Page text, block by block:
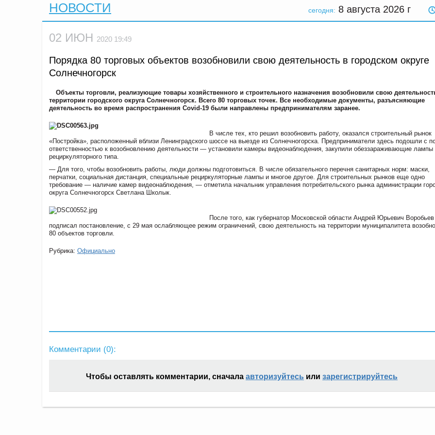
сегодня: 8 августа 2026 г
НОВОСТИ
02 ИЮН 2020 19:49
Порядка 80 торговых объектов возобновили свою деятельность в городском округе
Солнечногорск
Объекты торговли, реализующие товары хозяйственного и строительного назначения возобновили свою
территории городского округа Солнечногорск. Всего 80 торговых точек. Все необходимые документы, разъясняющие
деятельность во время распространения Covid-19 были направлены предпринимателям заранее.
В числе тех, кто решил возобновить работу, оказался строительный рынок
«Постройка», расположенный вблизи Ленинградского шоссе на выезде из Солнечногорска. Предприниматели здесь подошли с
ответственностью к возобновлению деятельности — установили камеры видеонаблюдения, закупили обеззараживающие лампы
рециркуляторного типа.
— Для того, чтобы возобновить работы, люди должны подготовиться. В числе обязательного перечня санитарных норм: маски,
перчатки, социальная дистанция, специальные рециркуляторные лампы и многое другое. Для строительных рынков еще одно
требование — наличие камер видеонаблюдения, — отметила начальник управления потребительского рынка администрации
округа Солнечногорск Светлана Школык.
После того, как губернатор Московской области Андрей Юрьевич Воробьев
подписал постановление, с 29 мая ослабляющее режим ограничений, свою деятельность на территории муниципалитета
80 объектов торговли.
Рубрика: Официально
Комментарии (0):
Чтобы оставлять комментарии, сначала авторизуйтесь или зарегистрируйтесь